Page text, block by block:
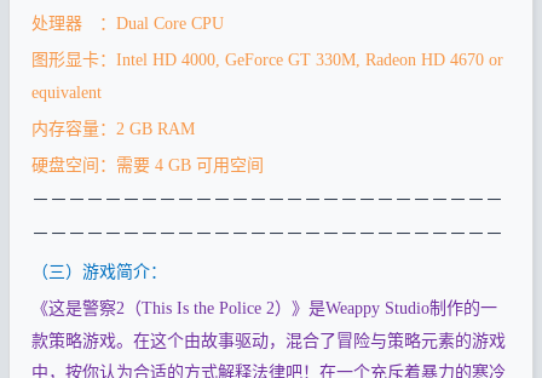
处理器 ： Dual Core CPU
图形显卡： Intel HD 4000, GeForce GT 330M, Radeon HD 4670 or
equivalent
内存容量： 2 GB RAM
硬盘空间：需要 4 GB 可用空间
－－－－－－－－－－－－－－－－－－－－－－－－－－
－－－－－－－－－－－－－－－－－－－－－－－－－－
（三）游戏简介：
《这是警察2（This Is the Police 2）》是Weappy Studio制作的一
款策略游戏。在这个由故事驱动，混合了冒险与策略元素的游戏
中，按你认为合适的方式解释法律吧！在一个充斥着暴力的寒冷